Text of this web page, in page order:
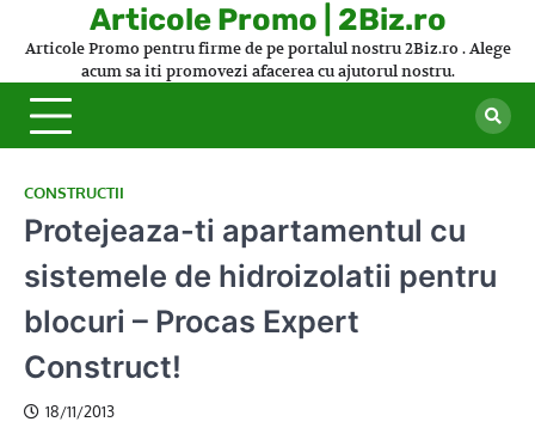
Articole Promo | 2Biz.ro
Articole Promo pentru firme de pe portalul nostru 2Biz.ro . Alege
acum sa iti promovezi afacerea cu ajutorul nostru.
CONSTRUCTII
Protejeaza-ti apartamentul cu
sistemele de hidroizolatii pentru
blocuri – Procas Expert
Construct!
18/11/2013